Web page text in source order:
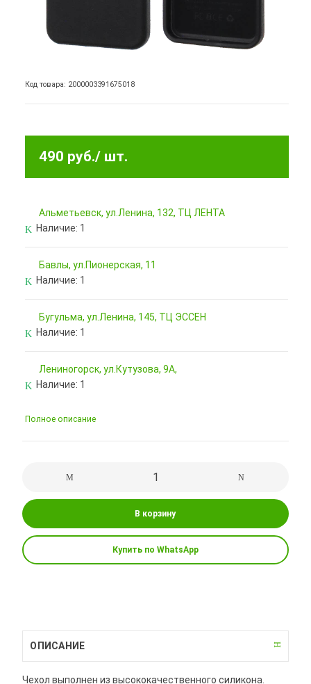
Код товара: 2000003391675018
490 руб./ шт.
Альметьевск, ул.Ленина, 132, ТЦ ЛЕНТА
Наличие: 1
Бавлы, ул.Пионерская, 11
Наличие: 1
Бугульма, ул.Ленина, 145, ТЦ ЭССЕН
Наличие: 1
Лениногорск, ул.Кутузова, 9А,
Наличие: 1
Полное описание
В корзину
Купить по WhatsApp
ОПИСАНИЕ
Чехол выполнен из высококачественного силикона.